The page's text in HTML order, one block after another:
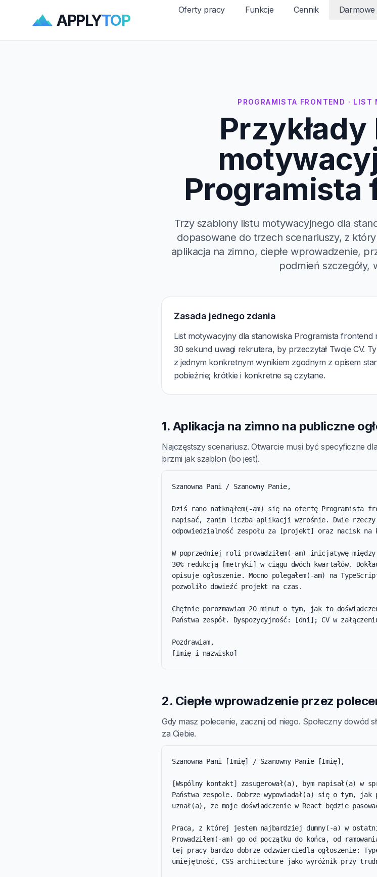
APPLYTOP
Oferty pracy Funkcje Cennik
PROGRAMISTA FRONTEND · LIST
Programista
Trzy szablony listu motywacyjnego dla
dopasowane do trzech scenariuszy, z
aplikacja na zimno, ciepłe wprowadzenie,
podmień szczegóły,
Zasada jednego zdania
List motywacyjny dla stanowiska Programista frontend
30 sekund uwagi rekrutera, by przeczytał Twoje CV.
z jednym konkretnym wynikiem zgodnym z opisem
pobieżnie; krótkie i konkretne są czytane.
1. Aplikacja na zimno na publiczne
Najczęstszy scenariusz. Otwarcie musi być specyficzne dla
brzmi jak szablon (bo jest).
Szanowna Pani / Szanowny Panie,
Dziś rano natknąłem(-am) się na ofertę Programista
napisać, zanim liczba aplikacji wzrośnie. Dwie rzeczy
odpowiedzialność zespołu za [projekt] oraz nacisk na
W poprzedniej roli prowadziłem(-am) inicjatywę
30% redukcją [metryki] w ciągu dwóch kwartałów.
opisuje ogłoszenie. Mocno polegałem(-am) na
pozwoliło dowieźć projekt na czas.
Chętnie porozmawiam 20 minut o tym, jak to
Państwa zespół. Dyspozycyjność: [dni]; CV w
Pozdrawiam,
[Imię i nazwisko]
2. Ciepłe wprowadzenie przez
Gdy masz polecenie, zacznij od niego. Społeczny dowód
za Ciebie.
Szanowna Pani [Imię] / Szanowny Panie [Imię],
[Wspólny kontakt] zasugerował(a), bym napisał(a) w
Państwa zespole. Dobrze wypowiadał(a) się o tym,
uznał(a), że moje doświadczenie w React będzie
Praca, z której jestem najbardziej dumny(-a) w
Prowadziłem(-am) go od początku do końca, od
tej pracy bardzo dobrze odzwierciedla ogłoszenie:
umiejętność, CSS architecture jako wyróżnik przy